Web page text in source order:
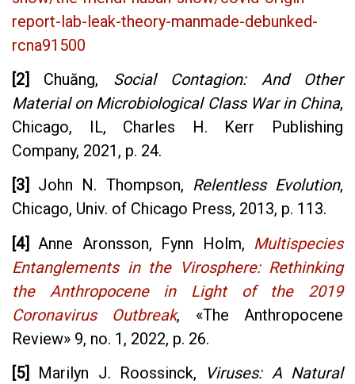
report-lab-leak-theory-manmade-debunked-
rcna91500
[2]
Chuăng, Social Contagion: And Other
Material on Microbiological Class War in China,
Chicago, IL, Charles H. Kerr Publishing
Company, 2021, p. 24.
[3]
John N. Thompson, Relentless Evolution,
Chicago, Univ. of Chicago Press, 2013, p. 113.
[4]
Anne Aronsson, Fynn Holm, Multispecies
Entanglements in the Virosphere: Rethinking
the Anthropocene in Light of the 2019
Coronavirus Outbreak, «The Anthropocene
Review» 9, no. 1, 2022, p. 26.
[5]
Marilyn J. Roossinck,
Viruses: A Natural